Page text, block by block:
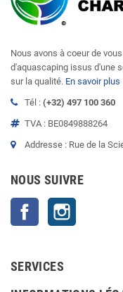
Nous avons à coeur de
d'aquascaping issus d'une
sur la qualité. En savoir plus
Tél : (+32) 497 100 360
TVA : BE0849888264
Addresse : Rue de la
NOUS SUIVRE
Facebook
SERVICES